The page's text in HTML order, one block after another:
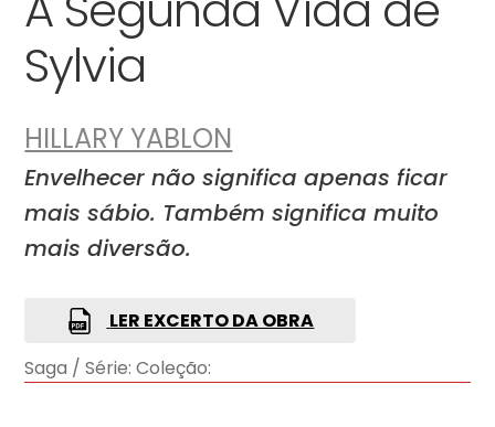
Sylvia
HILLARY YABLON
Envelhecer não significa apenas ficar
mais sábio. Também significa muito
mais diversão.
LER EXCERTO DA OBRA
Saga / Série: Coleção: